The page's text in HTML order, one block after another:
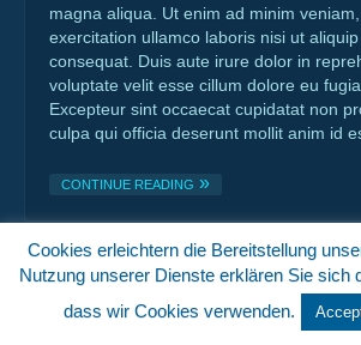
magna aliqua. Ut enim ad minim
exercitation ullamco laboris nisi ut
consequat. Duis aute irure dolor in
voluptate velit esse cillum dolore eu
Excepteur sint occaecat cupidatat non
culpa qui officia deserunt mollit anim id
CONTINUE READING
Switch to Desktop
Cookies erleichtern die Bereitstellung
Nutzung unserer Dienste erklären Sie sich
dass wir Cookies verwenden.